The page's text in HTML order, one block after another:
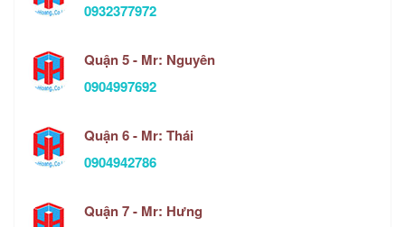
0932377972
Quận 5 - Mr: Nguyên
0904997692
Quận 6 - Mr: Thái
0904942786
Quận 7 - Mr: Hưng